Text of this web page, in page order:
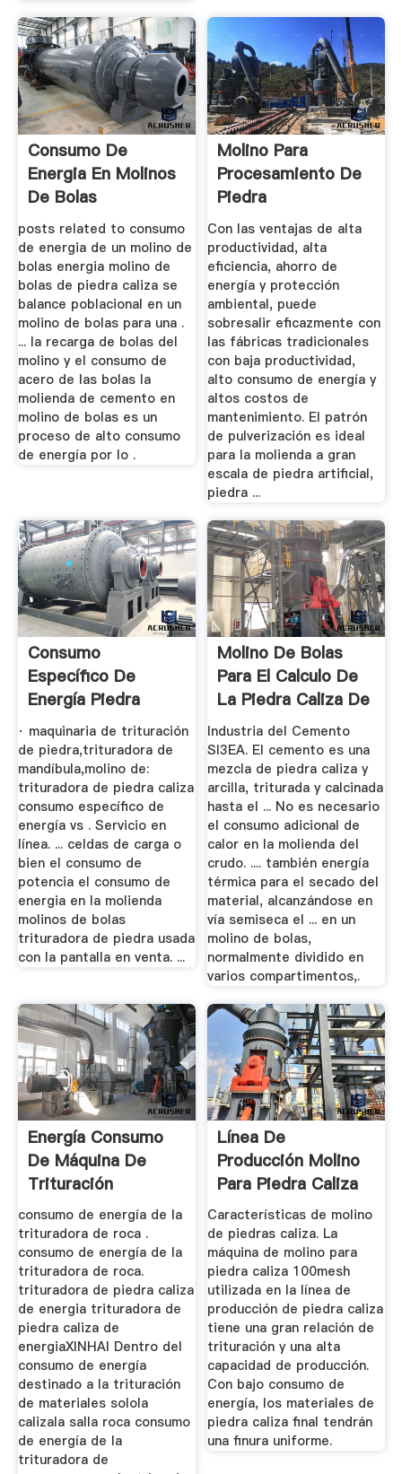
Consumo De
Energia En Molinos
De Bolas
posts related to consumo
de energia de un molino de
bolas energia molino de
bolas de piedra caliza se
balance poblacional en un
molino de bolas para una .
... la recarga de bolas del
molino y el consumo de
acero de las bolas la
molienda de cemento en
molino de bolas es un
proceso de alto consumo
de energía por lo .
Molino Para
Procesamiento De
Piedra
Con las ventajas de alta
productividad, alta
eficiencia, ahorro de
energía y protección
ambiental, puede
sobresalir eficazmente con
las fábricas tradicionales
con baja productividad,
alto consumo de energía y
altos costos de
mantenimiento. El patrón
de pulverización es ideal
para la molienda a gran
escala de piedra artificial,
piedra ...
Consumo
Específico De
Energía Piedra
Caliza Trituradora
Vs ...
· maquinaria de trituración
de piedra,trituradora de
mandíbula,molino de:
trituradora de piedra caliza
consumo específico de
energía vs . Servicio en
línea. ... celdas de carga o
bien el consumo de
potencia el consumo de
energia en la molienda
molinos de bolas
trituradora de piedra usada
con la pantalla en venta. ...
Molino De Bolas
Para El Calculo De
La Piedra Caliza De
...
Industria del Cemento
SI3EA. El cemento es una
mezcla de piedra caliza y
arcilla, triturada y calcinada
hasta el ... No es necesario
el consumo adicional de
calor en la molienda del
crudo. .... también energía
térmica para el secado del
material, alcanzándose en
vía semiseca el ... en un
molino de bolas,
normalmente dividido en
varios compartimentos,.
Energía Consumo
De Máquina De
Trituración
consumo de energía de la
trituradora de roca .
consumo de energía de la
trituradora de roca.
trituradora de piedra caliza
de energia trituradora de
piedra caliza de
energiaXINHAI Dentro del
consumo de energía
destinado a la trituración
de materiales solola
calizala salla roca consumo
de energía de la
trituradora de
Línea De
Producción Molino
Para Piedra Caliza
Características de molino
de piedras caliza. La
máquina de molino para
piedra caliza 100mesh
utilizada en la línea de
producción de piedra caliza
tiene una gran relación de
trituración y una alta
capacidad de producción.
Con bajo consumo de
energía, los materiales de
piedra caliza final tendrán
una finura uniforme.